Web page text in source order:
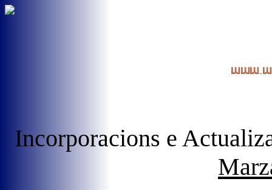
Incorporacions e